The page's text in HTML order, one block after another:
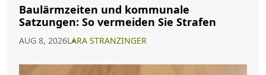
Baulärmzeiten und kommunale
Satzungen: So vermeiden Sie Strafen
AUG 8, 2026LARA STRANZINGER